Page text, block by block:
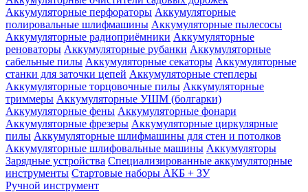
Аккумуляторные перфораторы Аккумуляторные
полировальные шлифмашины Аккумуляторные пылесосы
Аккумуляторные радиоприёмники Аккумуляторные
реноваторы Аккумуляторные рубанки Аккумуляторные
сабельные пилы Аккумуляторные секаторы Аккумуляторные
станки для заточки цепей Аккумуляторные степлеры
Аккумуляторные торцовочные пилы Аккумуляторные
триммеры Аккумуляторные УШМ (болгарки)
Аккумуляторные фены Аккумуляторные фонари
Аккумуляторные фрезеры Аккумуляторные циркулярные
пилы Аккумуляторные шлифмашины для стен и потолков
Аккумуляторные шлифовальные машины Аккумуляторы
Зарядные устройства Специализированные аккумуляторные
инструменты Стартовые наборы АКБ + ЗУ
Ручной инструмент